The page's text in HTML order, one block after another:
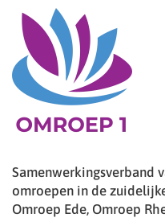
Samenwerkingsverband
omroepen in de
Omroep Ede, Omroep